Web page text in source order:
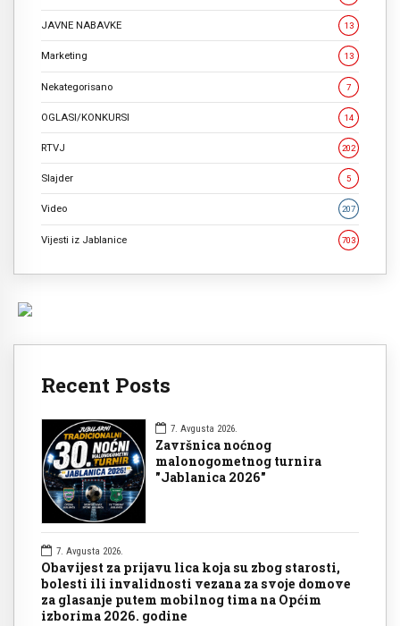
JAVNE NABAVKE 13
Marketing 13
Nekategorisano 7
OGLASI/KONKURSI 14
RTVJ 202
Slajder 5
Video 207
Vijesti iz Jablanice 703
Recent Posts
7. Avgusta 2026.
Završnica noćnog
malonogometnog turnira
"Jablanica 2026"
7. Avgusta 2026.
Obavijest za prijavu lica koja su zbog starosti,
bolesti ili invalidnosti vezana za svoje domove
za glasanje putem mobilnog tima na Općim
izborima 2026. godine